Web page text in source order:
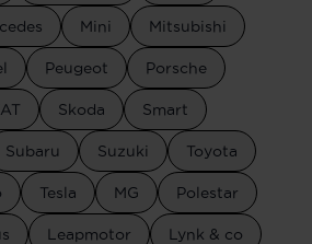
Mini Mitsubishi
Peugeot Porsche
Skoda Smart
Subaru Suzuki Toyota
Tesla MG Polestar
Leapmotor Lynk & co